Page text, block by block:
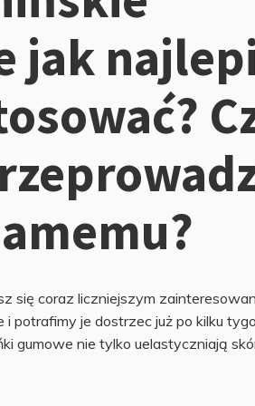
jak
się coraz liczniejszym
potrafimy je dostrzec już po kilku
gumowe nie tylko uelastyczniają